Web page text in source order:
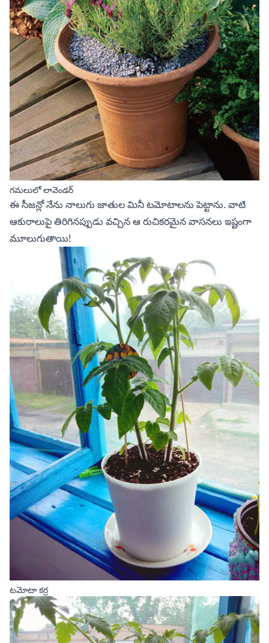
గమలులో లావెండర్
ఈ సీజన్లో నేను నాలుగు జాతులమినీ టమోటాలనుపెట్టాను. వాటి
ఆకురాలుపై తిరిగినప్పుడు వచ్చిన ఆ రుచికరమైన వాసనలు ఇష్టంగా
మూలుగుతాయి!
టమోటా కర్ర